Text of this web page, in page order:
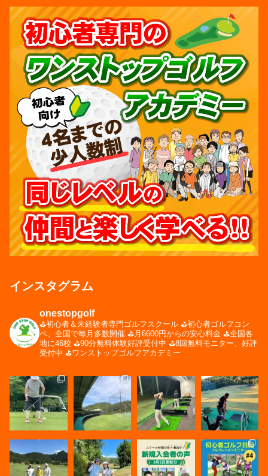
インスタグラム
onestopgolf
⛳️初心者＆未経験者専門ゴルフスクール ⛳️初心者ゴルフコン
ペ、全国で毎月多数開催 ⛳️月6600円からの安心料金 ⛳️全国各
地に46校 ⛳️90分無料体験好評受付中 ⛳️8回無料モニター、好評
受付中 ⛳️ワンストップゴルフアカデミー